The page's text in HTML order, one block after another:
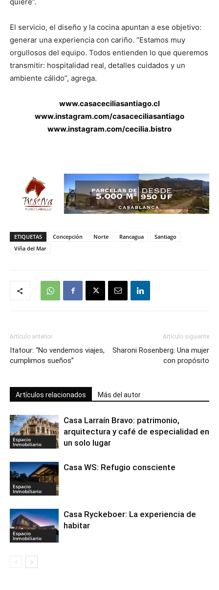
El servicio, el diseño y la cocina apuntan a ese objetivo:
generar una experiencia con cariño. “Estamos muy
orgullosos del equipo. Todos entienden lo que queremos
transmitir: hospitalidad real, detalles cuidados y un
ambiente cálido”, agrega.
www.casaceciliasantiago.cl
www.instagram.com/casaceciliasantiago
www.instagram.com/cecilia.bistro
ETIQUETAS Concepción Norte Rancagua
Santiago
Viña del Mar
Artículo anterior
Itatour: “No vendemos viajes,
cumplimos sueños”
Artículo siguiente
Sharoni Rosenberg: Una mujer
con propósito
Artículos relacionados Más del autor
Espacio
Inmobiliario
Casa Larraín Bravo: patrimonio,
arquitectura y café de especialidad en
un solo lugar
Espacio
Inmobiliario
Casa WS: Refugio consciente
Espacio
Inmobiliario
Casa Ryckeboer: La experiencia de
habitar